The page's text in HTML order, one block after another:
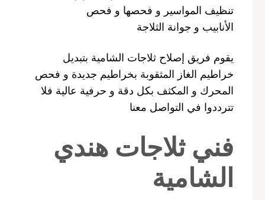
تنظيف المواسير و فحصها و فحص
الأنابيب و جوانة الثلاجة
يقوم فريق إصلاح ثلاجات الشامية بتبديل
خراطيم الغاز المثقوبة بخراطيم جديدة و فحص
المحرك و المكثف بكل دقة و حرفية عالية فلا
تترددوا في التواصل معنا
فني ثلاجات هندي
الشامية